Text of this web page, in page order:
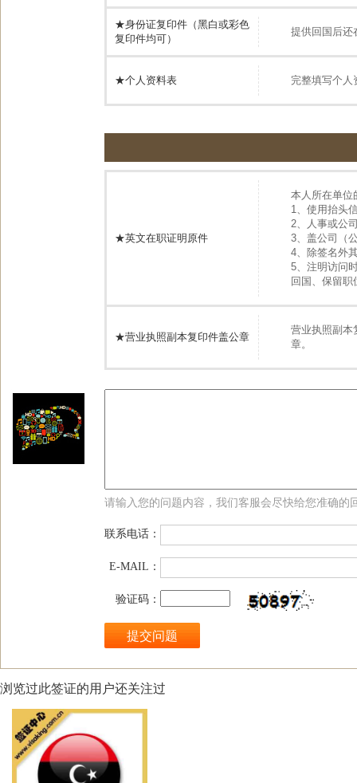
★身份证复印件（黑白或彩色
复印件均可）
提供回国后还
★个人资料表 完整填写个人
★英文在职证明原件
本人所在单
1、使用抬头
2、人事或公
3、盖公司（
4、除签名外
5、注明访问
回国、保留职
★营业执照副本复印件盖公章
营业执照副本
章。
请输入您的问题内容，我们客服会尽快给您准确的
联系电话：
E-MAIL：
验证码：
浏览过此签证的用户还关注过